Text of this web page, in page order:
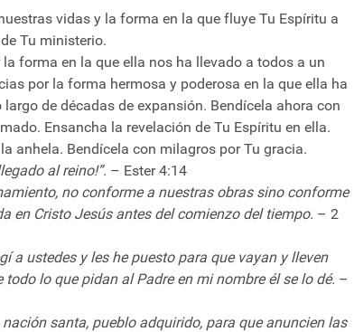
vidas y la forma en la que fluye Tu Espíritu a
Tu ministerio.
forma en la que ella nos ha llevado a todos a un
por la forma hermosa y poderosa en la que ella ha
de décadas de expansión. Bendícela ahora con
Ensancha la revelación de Tu Espíritu en ella.
anhela. Bendícela con milagros por Tu gracia.
al reino!”. – Ester 4:14
no conforme a nuestras obras sino conforme
en Cristo Jesús antes del comienzo del tiempo. – 2
a ustedes y les he puesto para que vayan y lleven
lo que pidan al Padre en mi nombre él se lo dé. –
santa, pueblo adquirido, para que anuncien las